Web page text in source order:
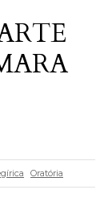
Oratória